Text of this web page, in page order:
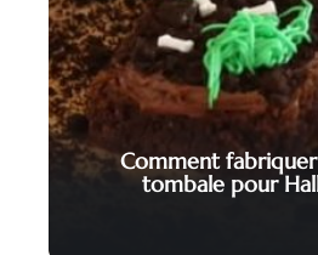
Comment
tombale pour